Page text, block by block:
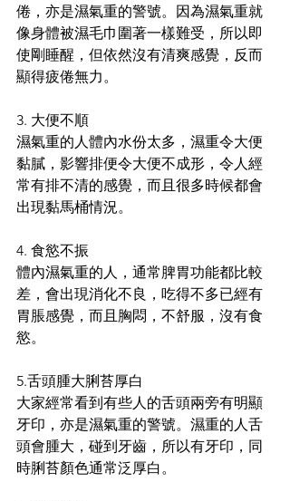
倦，亦是濕氣重的警號。因為濕氣重就
像身體被濕毛巾圍著一樣難受，所以即
使剛睡醒，但依然沒有清爽感覺，反而
顯得疲倦無力。
3. 大便不順
濕氣重的人體內水份太多，濕重令大便
黏膩，影響排便令大便不成形，令人經
常有排不清的感覺，而且很多時候都會
出現黏馬桶情況。
4. 食慾不振
體內濕氣重的人，通常脾胃功能都比較
差，會出現消化不良，吃得不多已經有
胃脹感覺，而且胸悶，不舒服，沒有食
慾。
5.舌頭腫大脷苔厚白
大家經常看到有些人的舌頭兩旁有明顯
牙印，亦是濕氣重的警號。濕重的人舌
頭會腫大，碰到牙齒，所以有牙印，同
時脷苔顏色通常泛厚白。